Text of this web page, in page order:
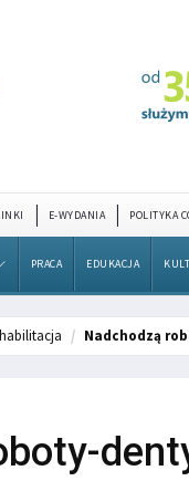
E-WYDANIA POLITYKA
PRACA EDUKACJA
Nadchodzą